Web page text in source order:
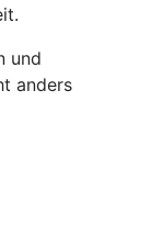
und
anders